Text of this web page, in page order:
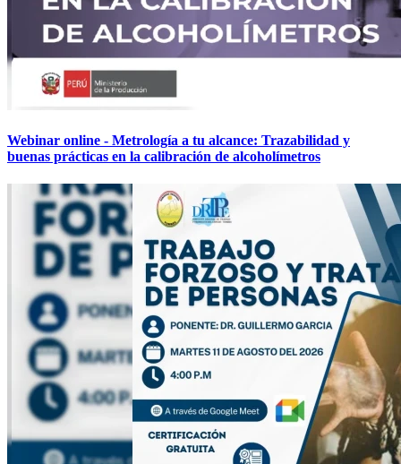
Webinar online - Metrología a tu alcance: Trazabilidad y
buenas prácticas en la calibración de alcoholímetros